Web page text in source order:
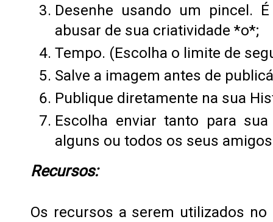
Desenhe usando um pincel.
abusar de sua criatividade *o*;
Tempo. (Escolha o limite de
Salve a imagem antes de
Publique diretamente na sua
Escolha enviar tanto para
alguns ou todos os seus
Recursos:
Os recursos a serem utilizados no